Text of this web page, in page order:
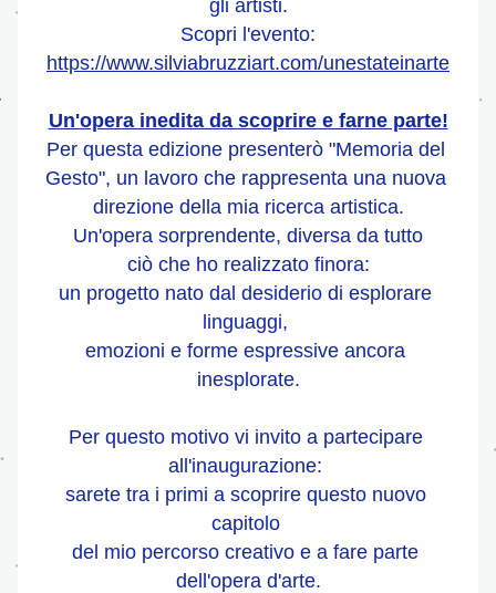
gli artisti.
Scopri l'evento:
https://www.silviabruzziart.com/unestateinarte
Un'opera inedita da scoprire e farne parte!
Per questa edizione presenterò "Memoria del
Gesto", un lavoro che rappresenta una nuova
direzione della mia ricerca artistica.
Un'opera sorprendente, diversa da tutto
ciò che ho realizzato finora:
un progetto nato dal desiderio di esplorare
linguaggi,
emozioni e forme espressive ancora
inesplorate.
Per questo motivo vi invito a partecipare
all'inaugurazione:
sarete tra i primi a scoprire questo nuovo
capitolo
del mio percorso creativo e a fare parte
dell'opera d'arte.